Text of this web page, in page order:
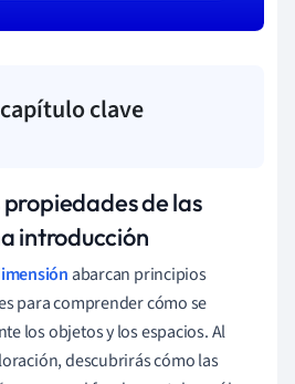
clave
de las
introducción
abarcan principios
para comprender cómo se
los objetos y los espacios. Al
descubrirás cómo las